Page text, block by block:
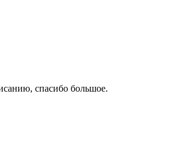
спасибо большое.